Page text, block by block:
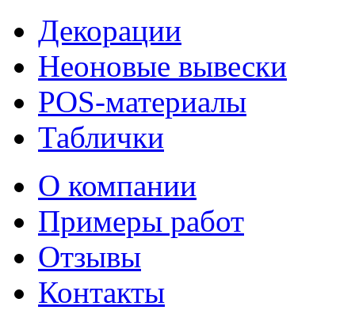
Декорации
Неоновые вывески
POS-материалы
Таблички
О компании
Примеры работ
Отзывы
Контакты